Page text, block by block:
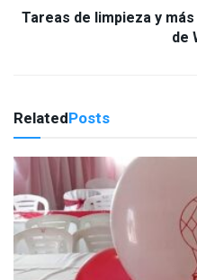
Tareas de limpieza y
de
RelatedPosts